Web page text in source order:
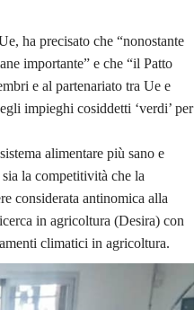
ha precisato che “nonostante
importante” e che “il Patto
e al partenariato tra Ue e
impieghi cosiddetti ‘verdi’ per
alimentare più sano e
la competitività che la
considerata antinomica alla
in agricoltura (Desira) con
climatici in agricoltura.